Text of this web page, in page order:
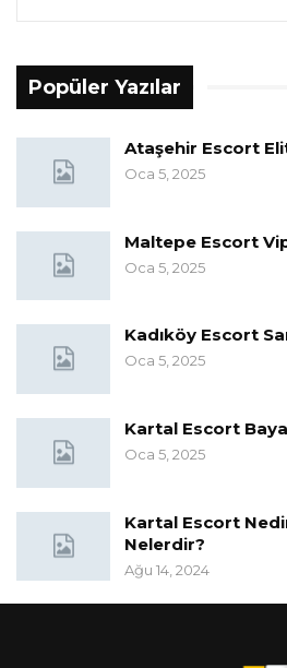
Popüler Yazılar
Ataşehir Escort
Oca 5, 2025
Maltepe Escort
Oca 5, 2025
Kadıköy Escort
Oca 5, 2025
Kartal Escort
Oca 5, 2025
Kartal Escort
Nelerdir?
Ağu 14, 2024